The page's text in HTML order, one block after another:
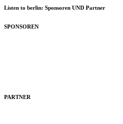
Listen to berlin: Sponsoren UND Partner
SPONSOREN
PARTNER